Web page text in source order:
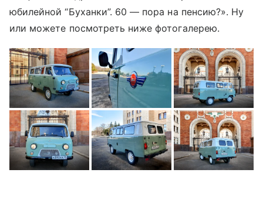
юбилейной “Буханки”. 60 — пора на пенсию?». Ну
или можете посмотреть ниже фотогалерею.